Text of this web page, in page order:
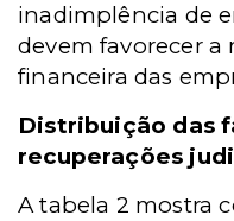
inadimplência de
devem favorecer
financeira das
Distribuição das
recuperações
A tabela 2 mostra